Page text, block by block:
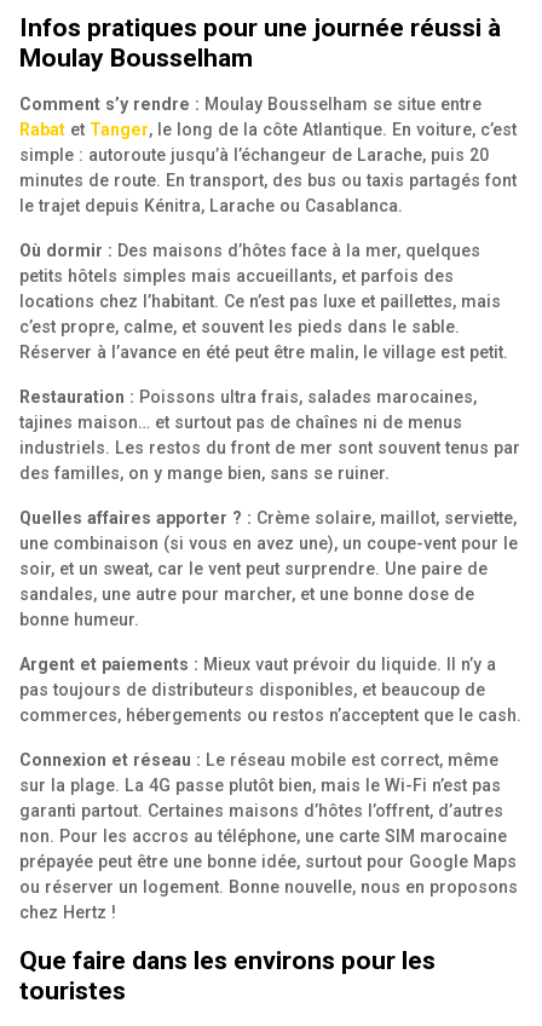
Infos pratiques pour une journée réussi à
Moulay Bousselham
Comment s’y rendre : Moulay Bousselham se situe entre
Rabat et Tanger, le long de la côte Atlantique. En voiture, c’est
simple : autoroute jusqu’à l’échangeur de Larache, puis 20
minutes de route. En transport, des bus ou taxis partagés font
le trajet depuis Kénitra, Larache ou Casablanca.
Où dormir : Des maisons d’hôtes face à la mer, quelques
petits hôtels simples mais accueillants, et parfois des
locations chez l’habitant. Ce n’est pas luxe et paillettes, mais
c’est propre, calme, et souvent les pieds dans le sable.
Réserver à l’avance en été peut être malin, le village est petit.
Restauration : Poissons ultra frais, salades marocaines,
tajines maison… et surtout pas de chaînes ni de menus
industriels. Les restos du front de mer sont souvent tenus par
des familles, on y mange bien, sans se ruiner.
Quelles affaires apporter ? : Crème solaire, maillot, serviette,
une combinaison (si vous en avez une), un coupe-vent pour le
soir, et un sweat, car le vent peut surprendre. Une paire de
sandales, une autre pour marcher, et une bonne dose de
bonne humeur.
Argent et paiements : Mieux vaut prévoir du liquide. Il n’y a
pas toujours de distributeurs disponibles, et beaucoup de
commerces, hébergements ou restos n’acceptent que le cash.
Connexion et réseau : Le réseau mobile est correct, même
sur la plage. La 4G passe plutôt bien, mais le Wi-Fi n’est pas
garanti partout. Certaines maisons d’hôtes l’offrent, d’autres
non. Pour les accros au téléphone, une carte SIM marocaine
prépayée peut être une bonne idée, surtout pour Google Maps
ou réserver un logement. Bonne nouvelle, nous en proposons
chez Hertz !
Que faire dans les environs pour les
touristes